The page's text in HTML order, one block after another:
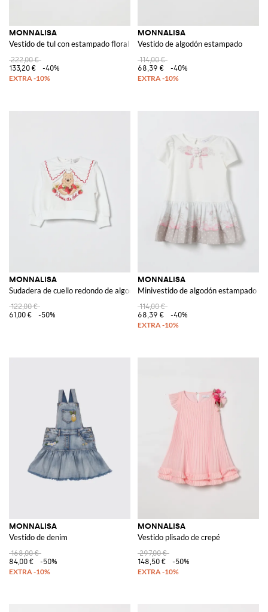
MONNALISA
Vestido de tul con estampado floral
222,00 €
133,20 €
-40%
MONNALISA
Vestido de algodón estampado
114,00 €
68,39 €
-40%
MONNALISA
Sudadera de cuello redondo de algodón estampado
122,00 €
61,00 €
-50%
MONNALISA
Minivestido de algodón estampado
114,00 €
68,39 €
-40%
MONNALISA
Vestido de denim
168,00 €
84,00 €
-50%
MONNALISA
Vestido plisado de crepé
297,00 €
148,50 €
-50%